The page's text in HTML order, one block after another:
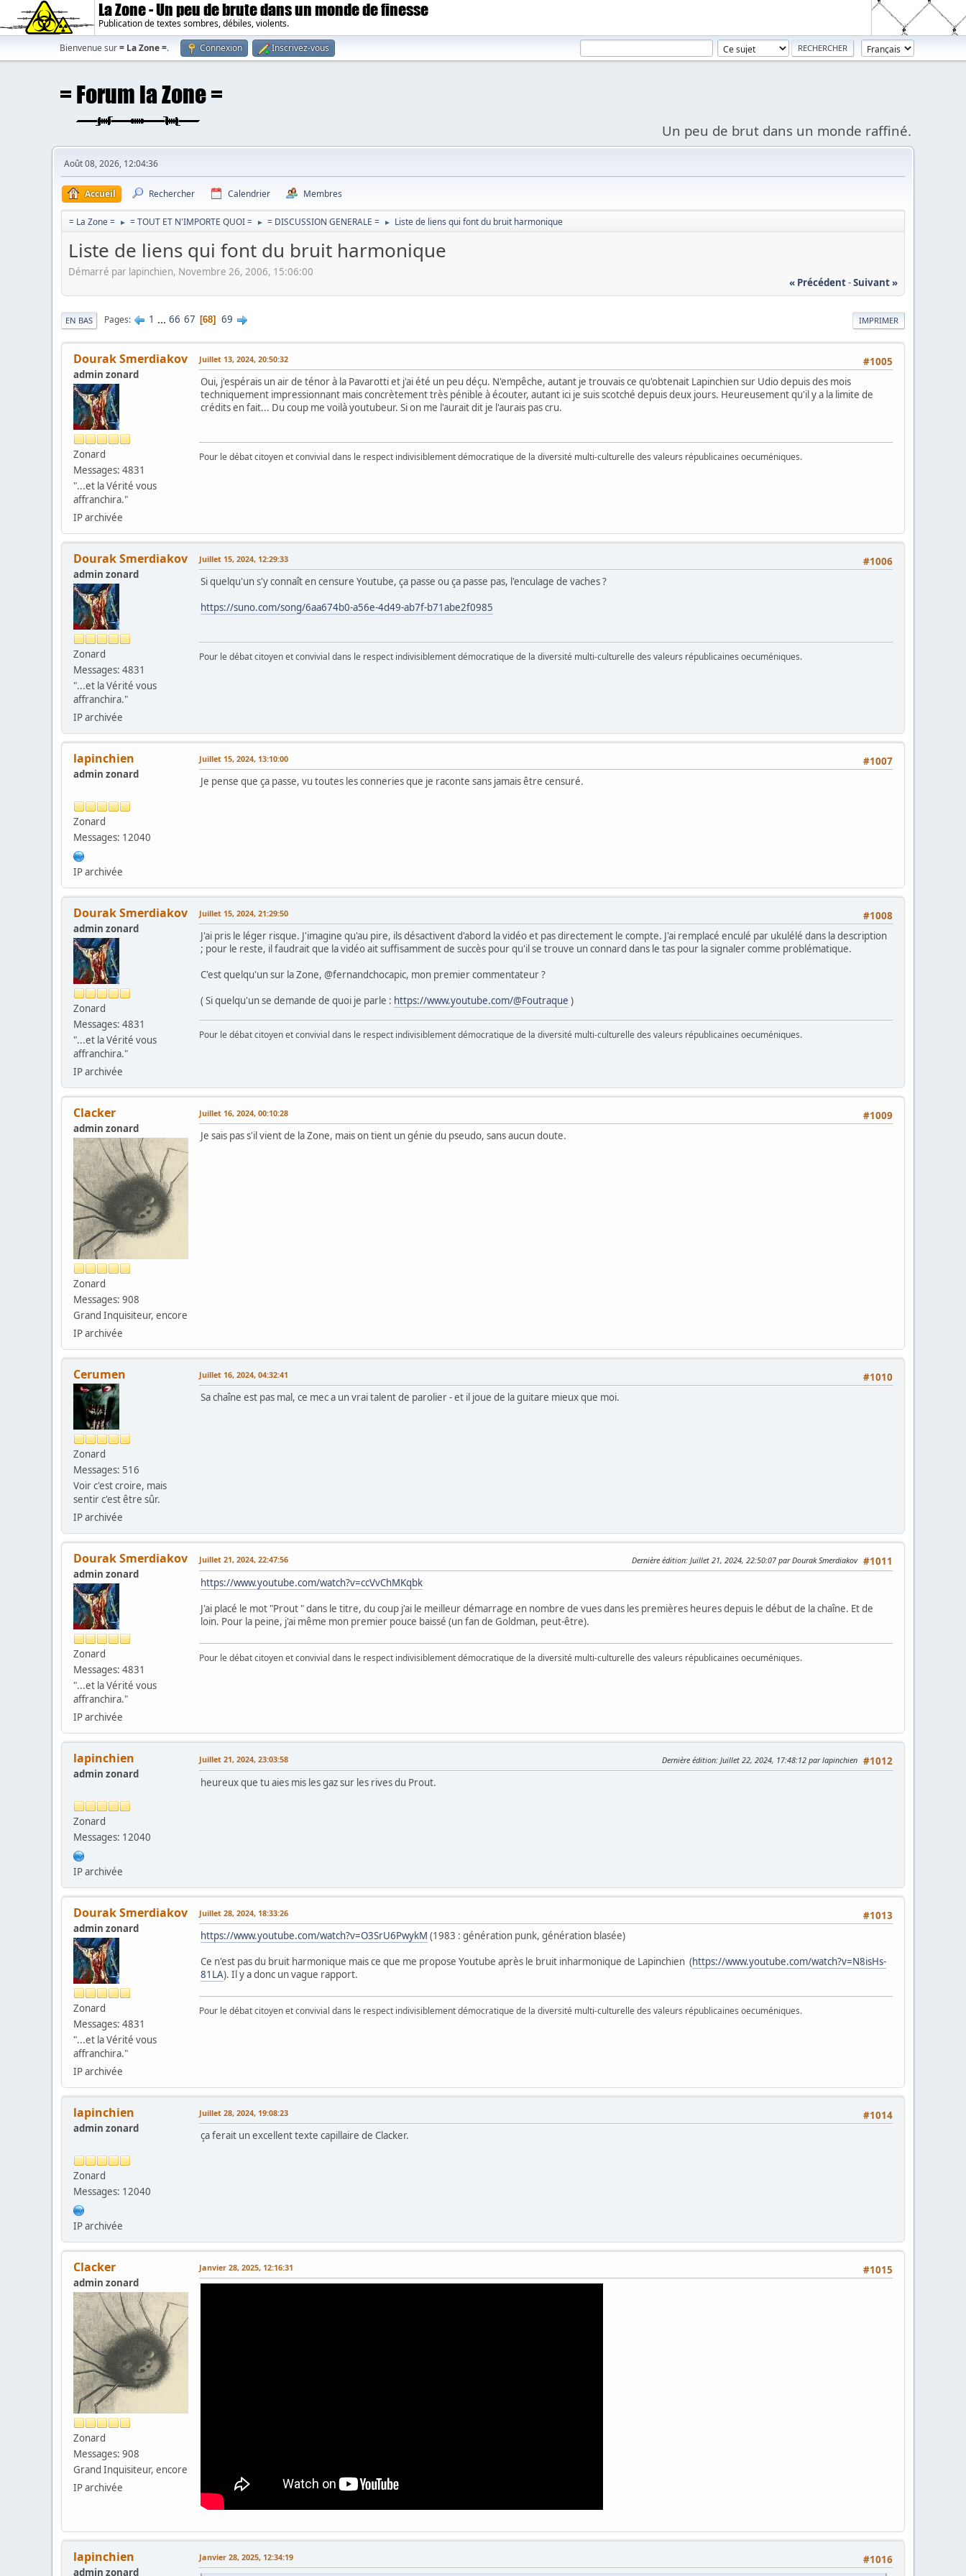
La Zone - Un peu de brute dans un monde de finesse
Publication de textes sombres, débiles, violents.
Bienvenue sur= La Zone =. Connexion Inscrivez-vous
Un peu de brut dans un monde raffiné.
Août 08, 2026, 12:04:36
Accueil Rechercher Calendrier Membres
= La Zone = ► = TOUT ET N'IMPORTE QUOI = ► = DISCUSSION GENERALE = ► Liste de liens qui font du bruit harmonique
Liste de liens qui font du bruit harmonique
Démarré par lapinchien, Novembre 26, 2006, 15:06:00
« Précédent-Suivant »
IMPRIMER
EN BAS Pages 1 ... 66 67 68 69
Dourak Smerdiakov
admin zonard
Zonard
Messages: 4831
"...et la Vérité vous
affranchira."
IP archivée
#1005
Juillet 13, 2024, 20:50:32
Oui, j'espérais un air de ténor à la Pavarotti et j'ai été un peu déçu. N'empêche, autant je trouvais ce qu'obtenait Lapinchien sur Udio depuis des mois
techniquement impressionnant mais concrètement très pénible à écouter, autant ici je suis scotché depuis deux jours. Heureusement qu'il y a la limite de
crédits en fait... Du coup me voilà youtubeur. Si on me l'aurait dit je l'aurais pas cru.
Pour le débat citoyen et convivial dans le respect indivisiblement démocratique de la diversité multi-culturelle des valeurs républicaines oecuméniques.
Dourak Smerdiakov
admin zonard
Zonard
Messages: 4831
"...et la Vérité vous
affranchira."
IP archivée
#1006
Juillet 15, 2024, 12:29:33
Si quelqu'un s'y connaît en censure Youtube, ça passe ou ça passe pas, l'enculage de vaches ?
https://suno.com/song/6aa674b0-a56e-4d49-ab7f-b71abe2f0985
Pour le débat citoyen et convivial dans le respect indivisiblement démocratique de la diversité multi-culturelle des valeurs républicaines oecuméniques.
lapinchien
admin zonard
Zonard
Messages: 12040
IP archivée
#1007
Juillet 15, 2024, 13:10:00
Je pense que ça passe, vu toutes les conneries que je raconte sans jamais être censuré.
Dourak Smerdiakov
admin zonard
Zonard
Messages: 4831
"...et la Vérité vous
affranchira."
IP archivée
#1008
Juillet 15, 2024, 21:29:50
J'ai pris le léger risque. J'imagine qu'au pire, ils désactivent d'abord la vidéo et pas directement le compte. J'ai remplacé enculé par ukulélé dans la description
; pour le reste, il faudrait que la vidéo ait suffisamment de succès pour qu'il se trouve un connard dans le tas pour la signaler comme problématique.
C'est quelqu'un sur la Zone, @fernandchocapic, mon premier commentateur ?
( Si quelqu'un se demande de quoi je parle : https://www.youtube.com/@Foutraque )
Pour le débat citoyen et convivial dans le respect indivisiblement démocratique de la diversité multi-culturelle des valeurs républicaines oecuméniques.
Clacker
admin zonard
Zonard
Messages: 908
Grand Inquisiteur, encore
IP archivée
#1009
Juillet 16, 2024, 00:10:28
Je sais pas s'il vient de la Zone, mais on tient un génie du pseudo, sans aucun doute.
Cerumen
Zonard
Messages: 516
Voir c'est croire, mais
sentir c'est être sûr.
IP archivée
#1010
Juillet 16, 2024, 04:32:41
Sa chaîne est pas mal, ce mec a un vrai talent de parolier - et il joue de la guitare mieux que moi.
Dourak Smerdiakov
admin zonard
Zonard
Messages: 4831
"...et la Vérité vous
affranchira."
IP archivée
#1011
Juillet 21, 2024, 22:47:56 Dernière édition: Juillet 21, 2024, 22:50:07 par Dourak Smerdiakov
https://www.youtube.com/watch?v=ccVvChMKqbk
J'ai placé le mot "Prout " dans le titre, du coup j'ai le meilleur démarrage en nombre de vues dans les premières heures depuis le début de la chaîne. Et de
loin. Pour la peine, j'ai même mon premier pouce baissé (un fan de Goldman, peut-être).
Pour le débat citoyen et convivial dans le respect indivisiblement démocratique de la diversité multi-culturelle des valeurs républicaines oecuméniques.
lapinchien
admin zonard
Zonard
Messages: 12040
IP archivée
#1012
Juillet 21, 2024, 23:03:58 Dernière édition: Juillet 22, 2024, 17:48:12 par lapinchien
heureux que tu aies mis les gaz sur les rives du Prout.
Dourak Smerdiakov
admin zonard
Zonard
Messages: 4831
"...et la Vérité vous
affranchira."
IP archivée
#1013
Juillet 28, 2024, 18:33:26
https://www.youtube.com/watch?v=O3SrU6PwykM (1983 : génération punk, génération blasée)
Ce n'est pas du bruit harmonique mais ce que me propose Youtube après le bruit inharmonique de Lapinchien (https://www.youtube.com/watch?v=N8isHs-
81LA). Il y a donc un vague rapport.
Pour le débat citoyen et convivial dans le respect indivisiblement démocratique de la diversité multi-culturelle des valeurs républicaines oecuméniques.
lapinchien
admin zonard
Zonard
Messages: 12040
IP archivée
#1014
Juillet 28, 2024, 19:08:23
ça ferait un excellent texte capillaire de Clacker.
Clacker
admin zonard
Zonard
Messages: 908
Grand Inquisiteur, encore
IP archivée
#1015
Janvier 28, 2025, 12:16:31
lapinchien
admin zonard
#1016
Janvier 28, 2025, 12:34:19